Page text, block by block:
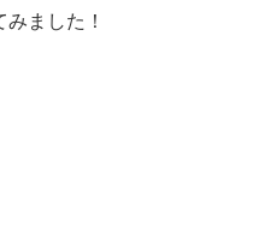
ました！